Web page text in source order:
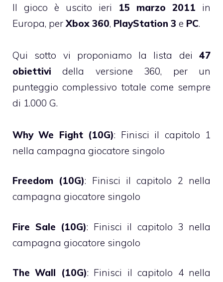
Il gioco è uscito ieri 15 marzo 2011 in
Europa, perXbox 360, PlayStation 3 e PC.
Qui sotto vi proponiamo la lista dei 47
obiettivi della versione 360, per un
punteggio complessivo totale come sempre
di 1.000 G.
Why We Fight (10G): Finisci il capitolo 1
nella campagna giocatore singolo
Freedom (10G): Finisci il capitolo 2 nella
campagna giocatore singolo
Fire Sale (10G): Finisci il capitolo 3 nella
campagna giocatore singolo
The Wall (10G): Finisci il capitolo 4 nella